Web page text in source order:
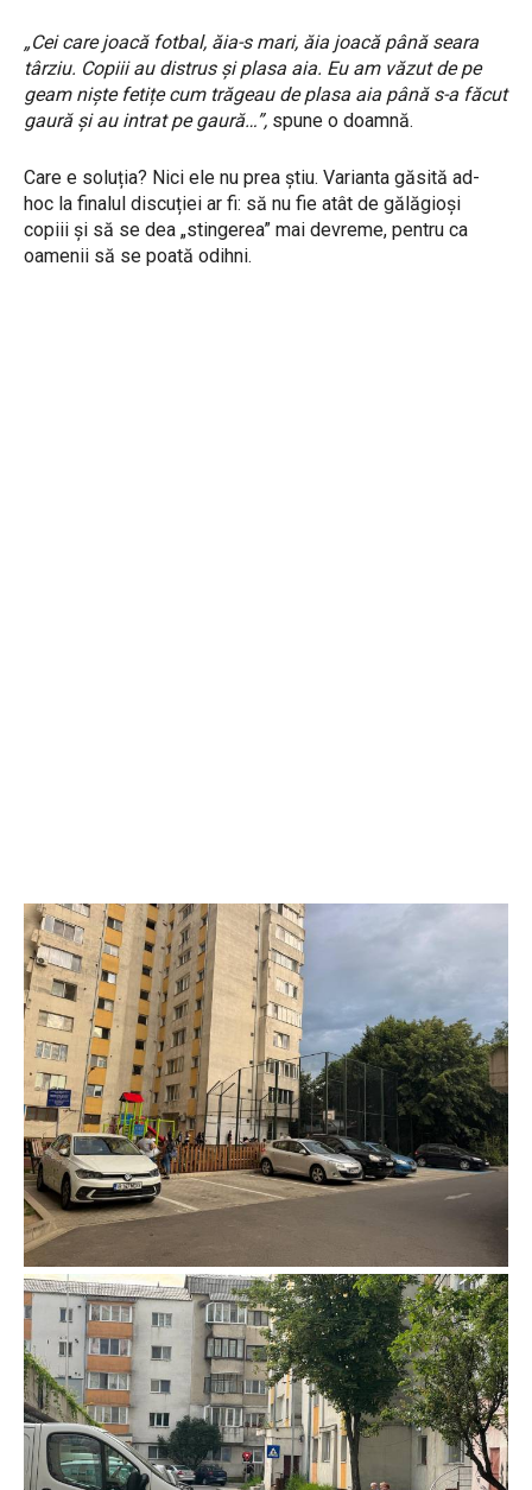
„Cei care joacă fotbal, ăia-s mari, ăia joacă până seara
târziu. Copiii au distrus și plasa aia. Eu am văzut de pe
geam niște fetițe cum trăgeau de plasa aia până s-a făcut
gaură și au intrat pe gaură…”, spune o doamnă.
Care e soluția? Nici ele nu prea știu. Varianta găsită ad-
hoc la finalul discuției ar fi: să nu fie atât de gălăgioși
copiii și să se dea „stingerea” mai devreme, pentru ca
oamenii să se poată odihni.